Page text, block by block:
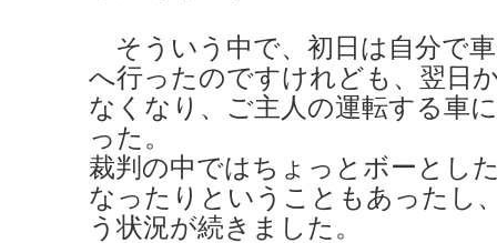
そういう中で、初日は自分で
へ行ったのですけれども、翌日
なくなり、ご主人の運転する車
った。
裁判の中ではちょっとボーとし
なったりということもあったし
う状況が続きました。